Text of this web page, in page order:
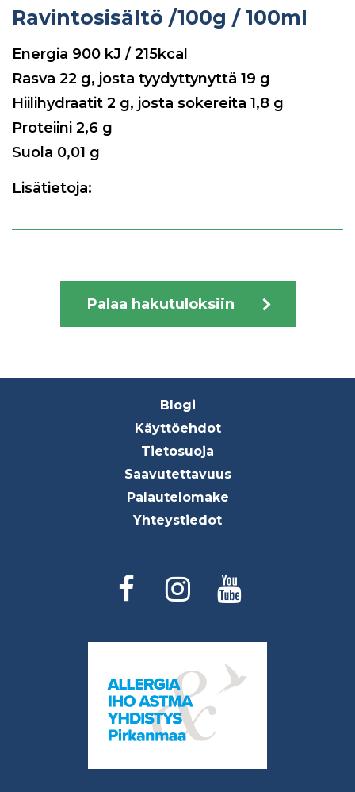
Ravintosisältö /100g / 100ml
Energia 900 kJ / 215kcal
Rasva 22 g, josta tyydyttynyttä 19 g
Hiilihydraatit 2 g, josta sokereita 1,8 g
Proteiini 2,6 g
Suola 0,01 g
Lisätietoja:
Palaa hakutuloksiin
Blogi
Käyttöehdot
Tietosuoja
Saavutettavuus
Palautelomake
Yhteystiedot